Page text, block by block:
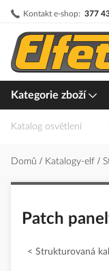
Kontakt e-shop: 377
Přejít
obsah
Kategorie zboží
Katalog osvětlení
Domů Katalogy-elf
Patch
Strukturovaná